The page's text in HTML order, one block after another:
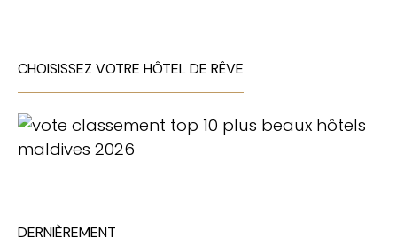
CHOISISSEZ VOTRE HÔTEL DE RÊVE
DERNIÈREMENT